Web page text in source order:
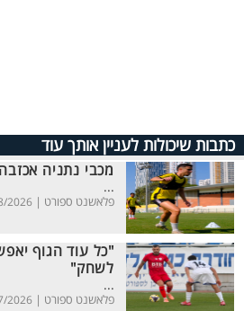
כתבות שיכולות לעניין אותך עוד
מכבי נתניה
...
פלאשנט ספורט | 2026
"כל עוד הגוף
לשחק"
...
פלאשנט ספורט | 2026